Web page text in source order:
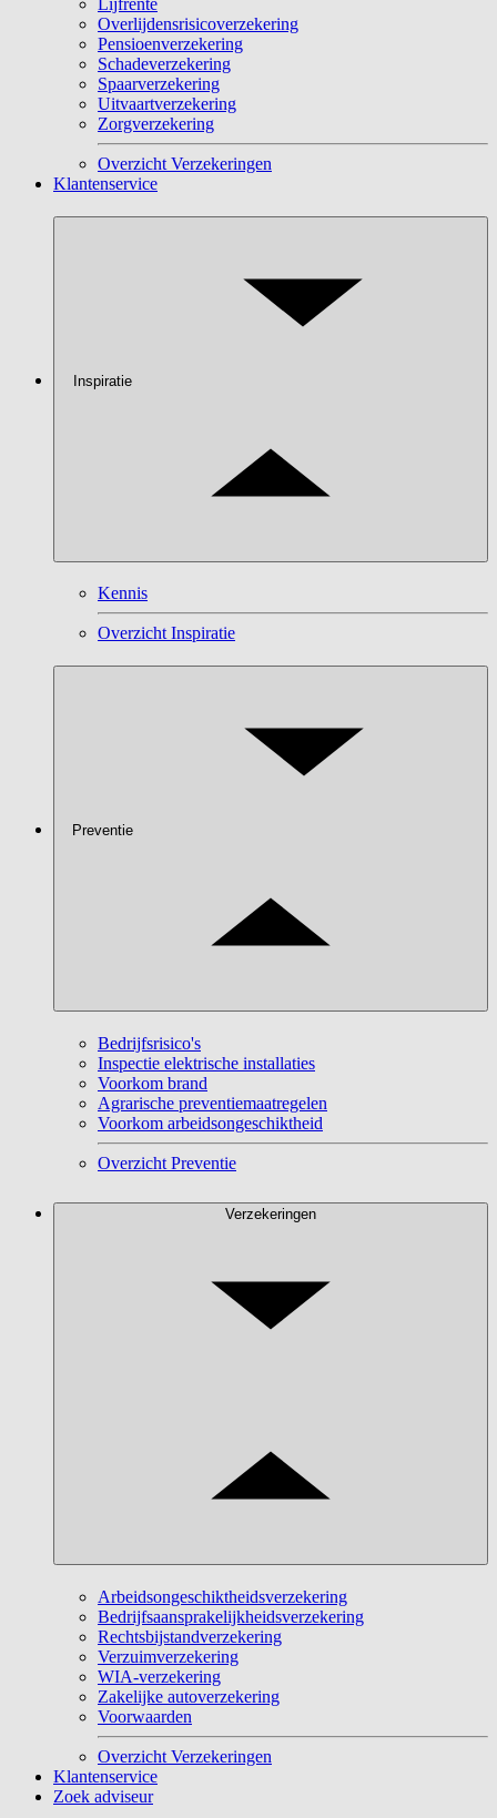
Overlijdensrisicoverzekering
Pensioenverzekering
Schadeverzekering
Spaarverzekering
Uitvaartverzekering
Zorgverzekering
Overzicht Verzekeringen
Klantenservice
Inspiratie
Kennis
Overzicht Inspiratie
Preventie
Bedrijfsrisico's
Inspectie elektrische installaties
Voorkom brand
Agrarische preventiemaatregelen
Voorkom arbeidsongeschiktheid
Overzicht Preventie
Verzekeringen
Arbeidsongeschiktheidsverzekering
Bedrijfsaansprakelijkheidsverzekering
Rechtsbijstandverzekering
Verzuimverzekering
WIA-verzekering
Zakelijke autoverzekering
Voorwaarden
Overzicht Verzekeringen
Klantenservice
Zoek adviseur